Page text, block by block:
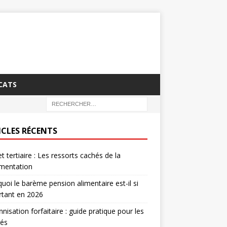
RÉCENTS
tertiaire : Les ressorts cachés de la
le barème pension alimentaire est-il si
en 2026
forfaitaire : guide pratique pour les